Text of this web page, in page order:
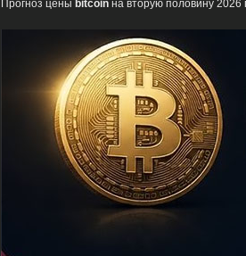
Прогноз цены bitcoin на вторую половину 2026